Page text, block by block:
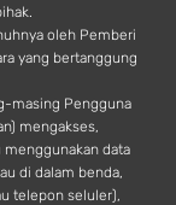
oleh Pemberi
yang bertanggung
masing Pengguna
mengakses,
data
di dalam benda,
telepon seluler),